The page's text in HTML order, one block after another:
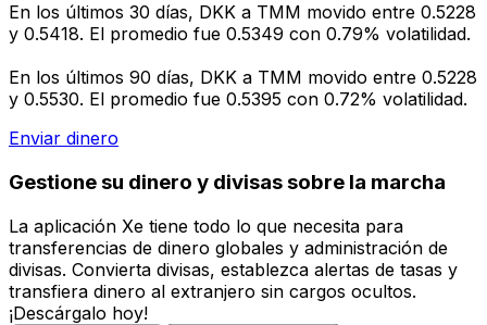
En los últimos 30 días, DKK a TMM movido entre 0.5228
y 0.5418. El promedio fue 0.5349 con 0.79% volatilidad.
En los últimos 90 días, DKK a TMM movido entre 0.5228
y 0.5530. El promedio fue 0.5395 con 0.72% volatilidad.
Enviar dinero
Gestione su dinero y divisas sobre la marcha
La aplicación Xe tiene todo lo que necesita para
transferencias de dinero globales y administración de
divisas. Convierta divisas, establezca alertas de tasas y
transfiera dinero al extranjero sin cargos ocultos.
¡Descárgalo hoy!